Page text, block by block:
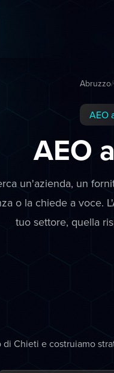
Abruzzo/
AEO
AEO a
un'azienda, un
o la chiede a voce.
tuo settore, quella
Chieti e costruiamo